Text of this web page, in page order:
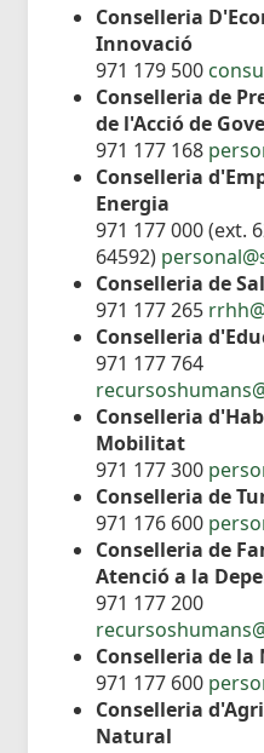
Conselleria
Innovació
971 179 500
Conselleria de
de l'Acció de
971 177 168
Conselleria
Energia
971 177 000 (ext.
64592)
Conselleria de
971 177 265
Conselleria
971 177 764
Conselleria
Mobilitat
971 177 300
Conselleria de
971 176 600
Conselleria de
Atenció a la
971 177 200
Conselleria de la
971 177 600
Conselleria
Natural